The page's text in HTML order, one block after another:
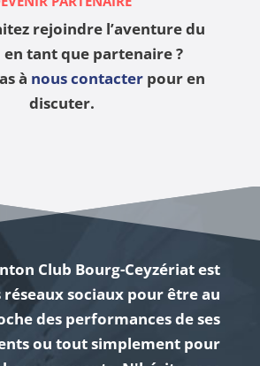
rejoindre l’aventure du
en tant que partenaire ?
à nous contacter pour en
discuter.
Club Bourg-Ceyzériat est
réseaux sociaux pour être au
des performances de ses
ou tout simplement pour